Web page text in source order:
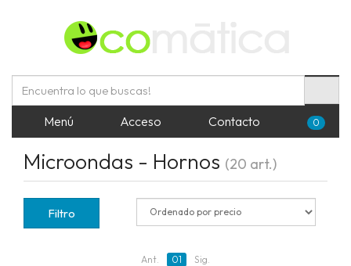
Menú Acceso Contacto 0
Microondas - Hornos (20 art.)
Filtro
Ant. 01 Sig.